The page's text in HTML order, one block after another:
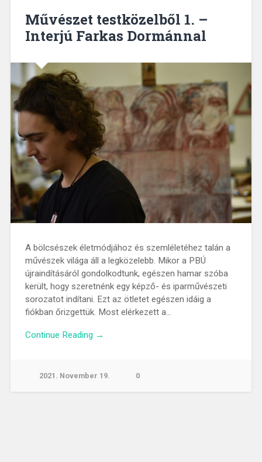
Művészet testközelből 1. –
Interjú Farkas Dormánnal
A bölcsészek életmódjához és szemléletéhez talán a
művészek világa áll a legközelebb. Mikor a PBÚ
újraindításáról gondolkodtunk, egészen hamar szóba
került, hogy szeretnénk egy képző- és iparművészeti
sorozatot indítani. Ezt az ötletet egészen idáig a
fiókban őrizgettük. Most elérkezett a…
Continue Reading →
2021. November 19. 0